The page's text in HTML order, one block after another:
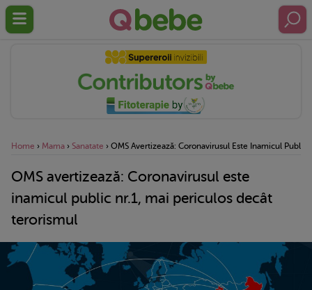
Home › Mama › Sanatate › OMS Avertizează: Coronavirusul Este Inamicul Public
OMS avertizează: Coronavirusul este
inamicul public nr.1, mai periculos decât
terorismul